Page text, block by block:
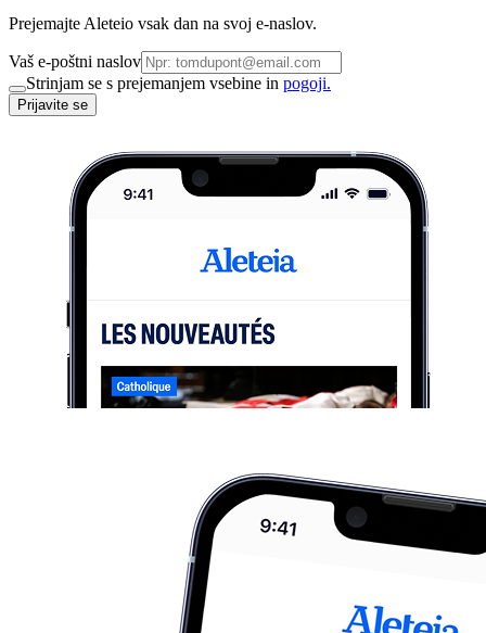
Prejemajte Aleteio vsak dan na svoj e-naslov.
Vaš e-poštni naslov
Strinjam se s prejemanjem vsebine in pogoji.
Prijavite se